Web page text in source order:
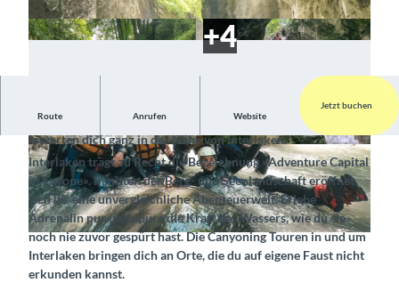
© Outdoor Switzerland AG, Interlaken Tourismus |CC-BY-SA
© Outdoor Switzerland AG, Interlaken Tourism
us |CC-BY-SA
© Outdoor Switzerland AG, Interlaken Tourism
us |CC-BY-SA
Route Anrufen Website
Jetzt buchen
Sprünge, Ziplines, Abseilen und wilde Stromschnellen
erwarten dich ganz in der Nähe von Interlaken.
Interlaken trägt zu Recht die Bezeichnung «Adventure Capital
of Europe». Inmitten der Berg- und Seenlandschaft eröffnet
sich dir eine unvergleichliche Abenteuerwelt. Erlebe
Adrenalin pur und spüre die Kraft des Wassers, wie du sie
noch nie zuvor gespürt hast. Die Canyoning Touren in und um
Interlaken bringen dich an Orte, die du auf eigene Faust nicht
erkunden kannst.